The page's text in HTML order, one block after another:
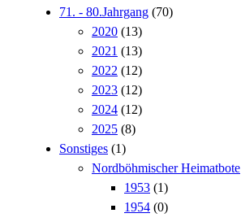
71. - 80.Jahrgang (70)
2020 (13)
2021 (13)
2022 (12)
2023 (12)
2024 (12)
2025 (8)
Sonstiges (1)
Nordböhmischer Heimatbote
1953 (1)
1954 (0)